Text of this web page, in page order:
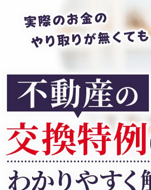
相続税試算につ
料金表